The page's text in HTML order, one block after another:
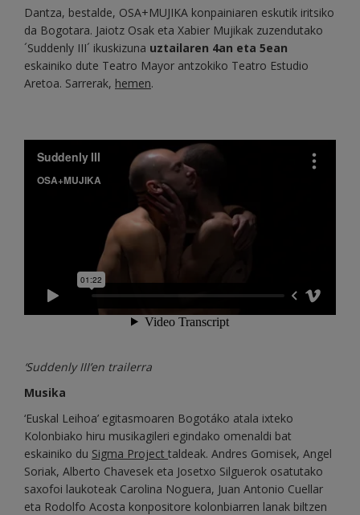
Dantza, bestalde, OSA+MUJIKA konpainiaren eskutik iritsiko
da Bogotara. Jaiotz Osak eta Xabier Mujikak zuzendutako
´Suddenly III´ ikuskizuna uztailaren 4an eta 5ean
eskainiko dute Teatro Mayor antzokiko Teatro Estudio
Aretoa. Sarrerak, hemen.
‘Suddenly III’en trailerra
Musika
‘Euskal Leihoa’ egitasmoaren Bogotáko atala ixteko
Kolonbiako hiru musikagileri egindako omenaldi bat
eskainiko du Sigma Project taldeak. Andres Gomisek, Angel
Soriak, Alberto Chavesek eta Josetxo Silguerok osatutako
saxofoi laukoteak Carolina Noguera, Juan Antonio Cuellar
eta Rodolfo Acosta konpositore kolonbiarren lanak biltzen